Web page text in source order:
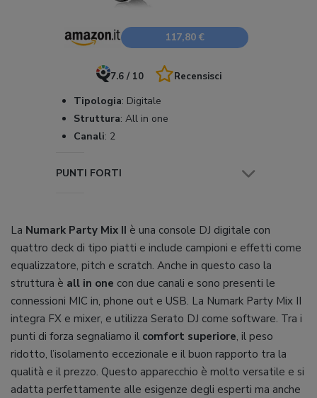
117,80 €
7.6 / 10 Recensisci
Tipologia: Digitale
Struttura: All in one
Canali: 2
PUNTI FORTI
La Numark Party Mix II è una console DJ digitale con
quattro deck di tipo piatti e include campioni e effetti come
equalizzatore, pitch e scratch. Anche in questo caso la
struttura è all in one con due canali e sono presenti le
connessioni MIC in, phone out e USB. La Numark Party Mix II
integra FX e mixer, e utilizza Serato DJ come software. Tra i
punti di forza segnaliamo il comfort superiore, il peso
ridotto, l’isolamento eccezionale e il buon rapporto tra la
qualità e il prezzo. Questo apparecchio è molto versatile e si
adatta perfettamente alle esigenze degli esperti ma anche